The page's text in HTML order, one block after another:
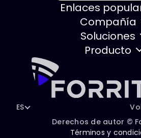
Enlaces
Compañía
Soluciones
Producto
ES
Derechos de autor ©
Términos y